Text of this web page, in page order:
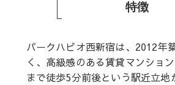
特徴
パークハビオ西新宿は、2012年
く、高級感のある賃貸マンショ
まで徒歩5分前後という駅近立地